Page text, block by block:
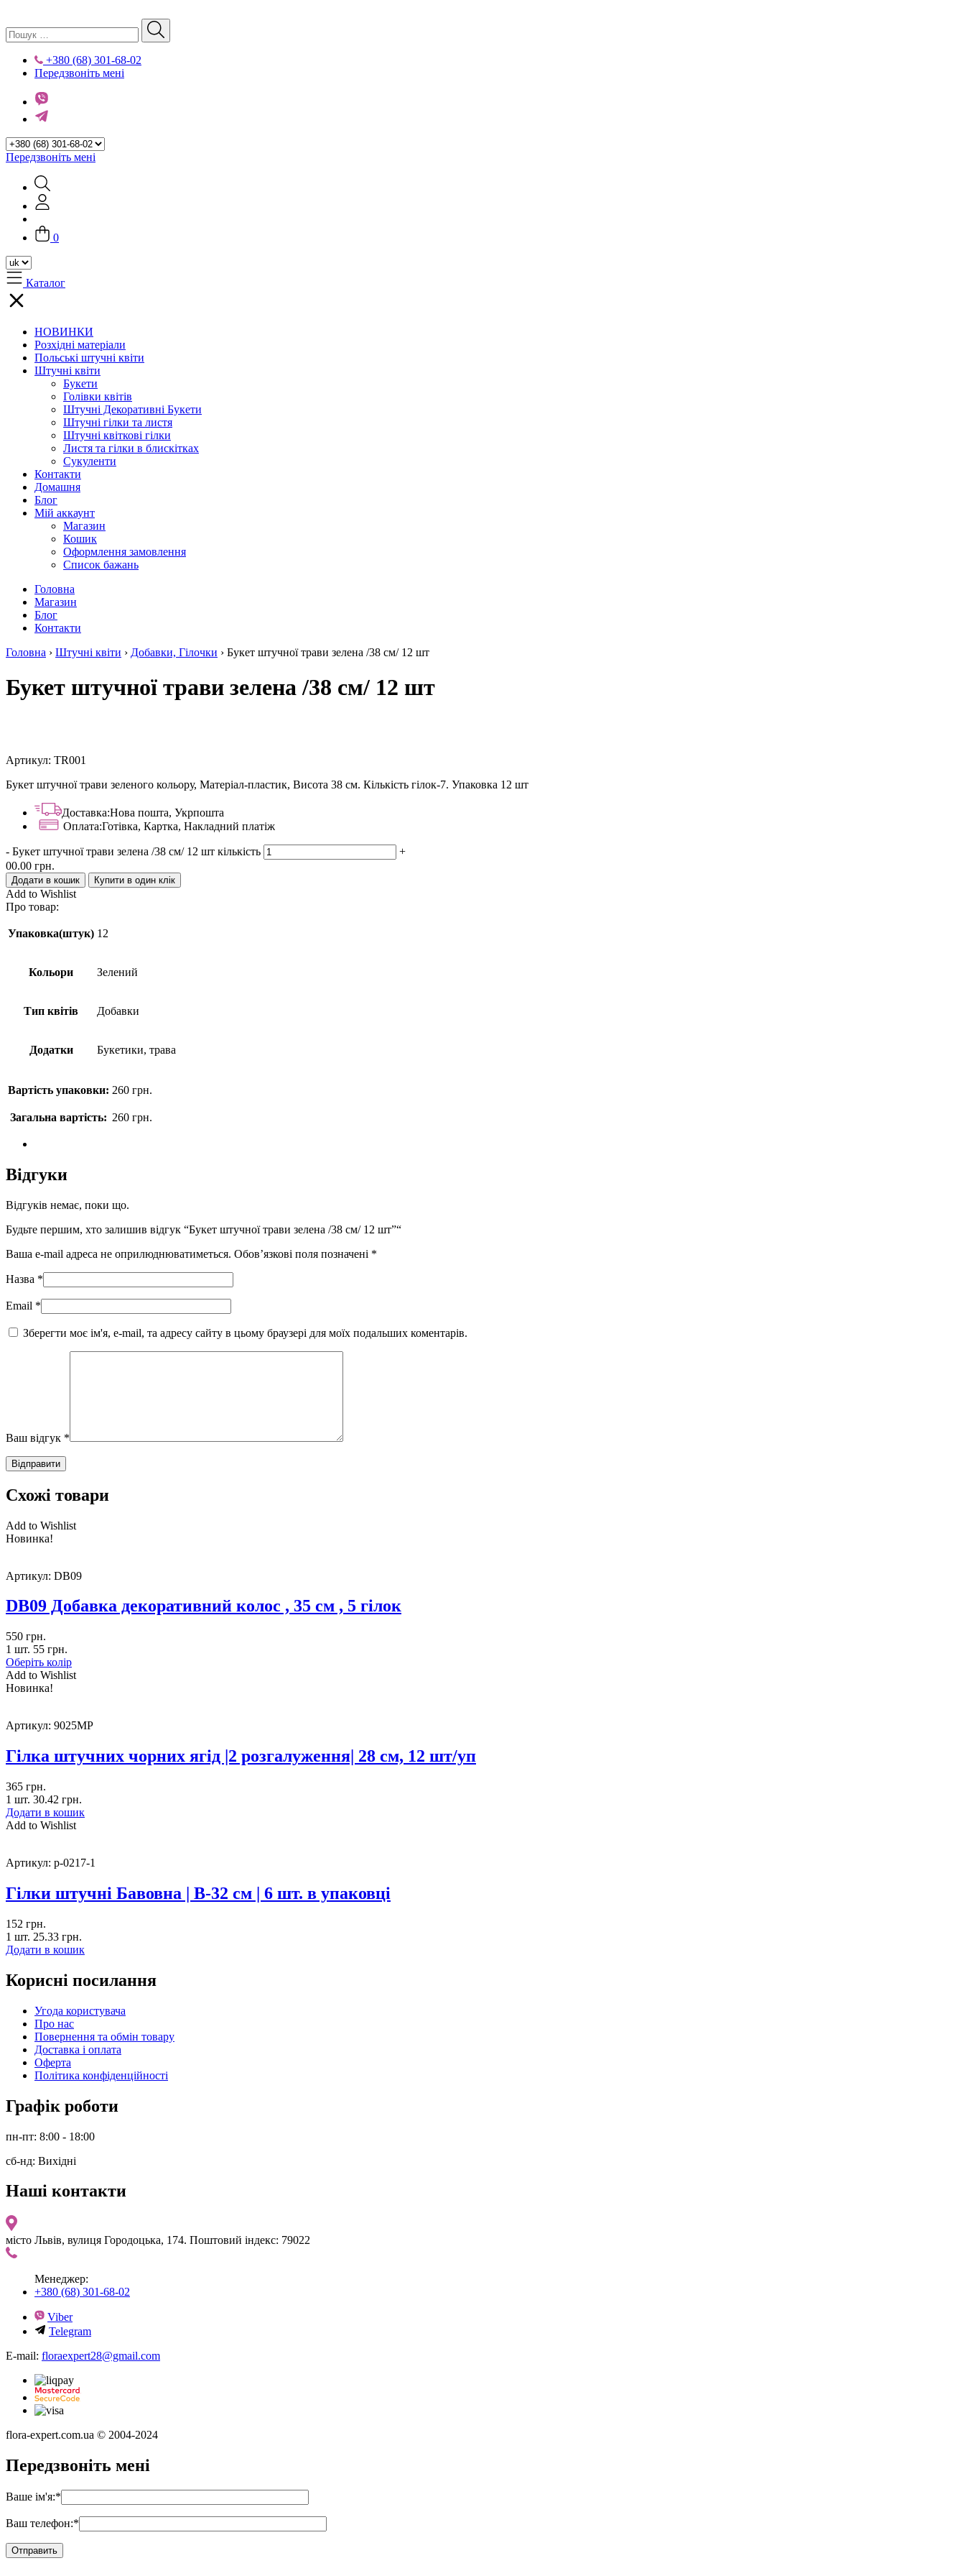
+380 (68) 301-68-02
Передзвоніть мені
Передзвоніть мені
0
Каталог
НОВИНКИ
Розхідні матеріали
Польські штучні квіти
Штучні квіти
Букети
Голівки квітів
Штучні Декоративні Букети
Штучні гілки та листя
Штучні квіткові гілки
Листя та гілки в блискітках
Сукуленти
Контакти
Домашня
Блог
Мій аккаунт
Магазин
Кошик
Оформлення замовлення
Список бажань
Головна
Магазин
Блог
Контакти
Головна › Штучні квіти › Добавки, Гілочки › Букет штучної трави зелена /38 см/ 12 шт
Букет штучної трави зелена /38 см/ 12 шт
Артикул: TR001
Букет штучної трави зеленого кольору, Матеріал-пластик, Висота 38 см. Кількість гілок-7. Упаковка 12 шт
Доставка:Нова пошта, Укрпошта
Оплата:Готівка, Картка, Накладний платіж
- Букет штучної трави зелена /38 см/ 12 шт кількість
+
00.00 грн.
Додати в кошик Купити в один клік
Add to Wishlist
Про товар:
Упаковка(штук) 12
Кольори Зелений
Тип квітів Добавки
Додатки Букетики, трава
Вартість упаковки: 260 грн.
Загальна вартість: 260 грн.
Відгуки
Відгуків немає, поки що.
Будьте першим, хто залишив відгук “Букет штучної трави зелена /38 см/ 12 шт”“
Ваша e-mail адреса не оприлюднюватиметься. Обов’язкові поля позначені *
Назва *
Email *
Зберегти моє ім'я, e-mail, та адресу сайту в цьому браузері для моїх подальших коментарів.
Ваш відгук *
Схожі товари
Add to Wishlist
Новинка!
Артикул: DB09
DB09 Добавка декоративний колос , 35 см , 5 гілок
550 грн.
1 шт. 55 грн.
Оберіть колір
Add to Wishlist
Новинка!
Артикул: 9025MP
Гілка штучних чорних ягід |2 розгалуження| 28 см, 12 шт/уп
365 грн.
1 шт. 30.42 грн.
Додати в кошик
Add to Wishlist
Артикул: p-0217-1
Гілки штучні Бавовна | В-32 см | 6 шт. в упаковці
152 грн.
1 шт. 25.33 грн.
Додати в кошик
Корисні посилання
Угода користувача
Про нас
Повернення та обмін товару
Доставка і оплата
Оферта
Політика конфіденційності
Графік роботи
пн-пт: 8:00 - 18:00
сб-нд: Вихідні
Наші контакти
місто Львів, вулиця Городоцька, 174. Поштовий індекс: 79022
Менеджер:
+380 (68) 301-68-02
Viber
Telegram
E-mail: floraexpert28@gmail.com
flora-expert.com.ua © 2004-2024
Передзвоніть мені
Ваше ім'я:*
Ваш телефон:*